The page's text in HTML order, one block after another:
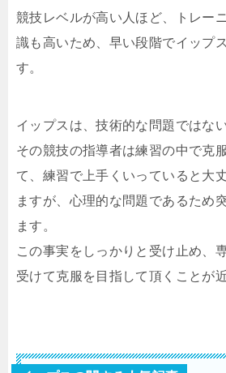
競技レベルが高い人ほど、トレー
識も高いため、早い段階でイップ
す。
イップスは、技術的な問題ではな
その競技の指導者は練習の中で克
て、練習で上手くいっていると大
ますが、心理的な問題であるため
ます。
この事実をしっかりと受け止め、
受けて克服を目指して頂くことが